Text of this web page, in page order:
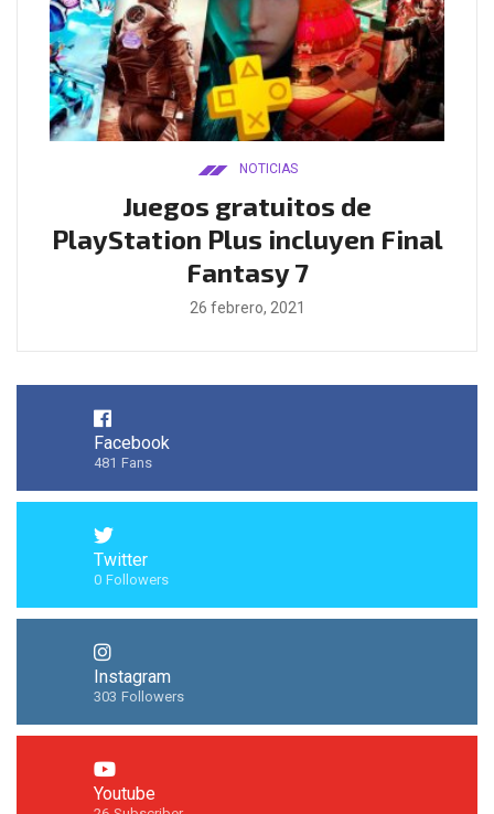
NOTICIAS
Juegos gratuitos de
PlayStation Plus incluyen Final
Fantasy 7
26 febrero, 2021
Facebook
481 Fans
Twitter
0 Followers
Instagram
303 Followers
Youtube